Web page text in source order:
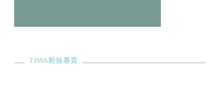
TIWA粉絲專頁